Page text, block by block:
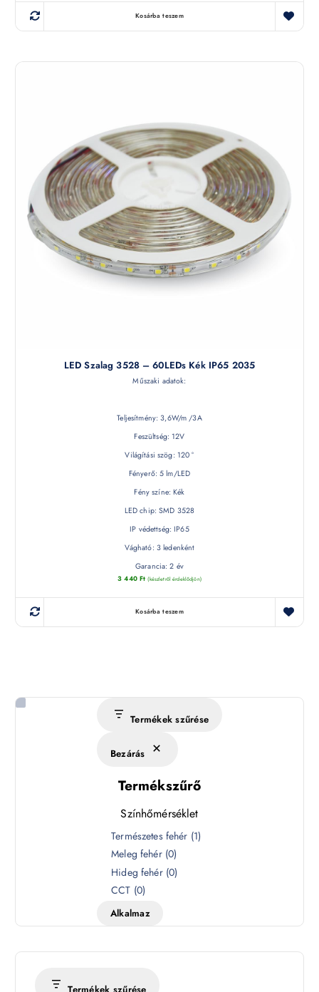
Kosárba teszem
LED Szalag 3528 – 60LEDs Kék IP65 2035
Műszaki adatok:
Teljesítmény: 3,6W/m /3A
Feszültség: 12V
Világítási szög: 120 °
Fényerő: 5 lm/LED
Fény színe: Kék
LED chip: SMD 3528
IP védettség: IP65
Vágható: 3 ledenként
Garancia: 2 év
3 440 Ft (készletről érdeklődjön)
Kosárba teszem
Termékek szűrése
Bezárás
Termékszűrő
Színhőmérséklet
é
s
Természetes fehér (1)
Meleg fehér (0)
Hideg fehér (0)
CCT (0)
Alkalmaz